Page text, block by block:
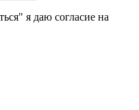
я даю согласие на